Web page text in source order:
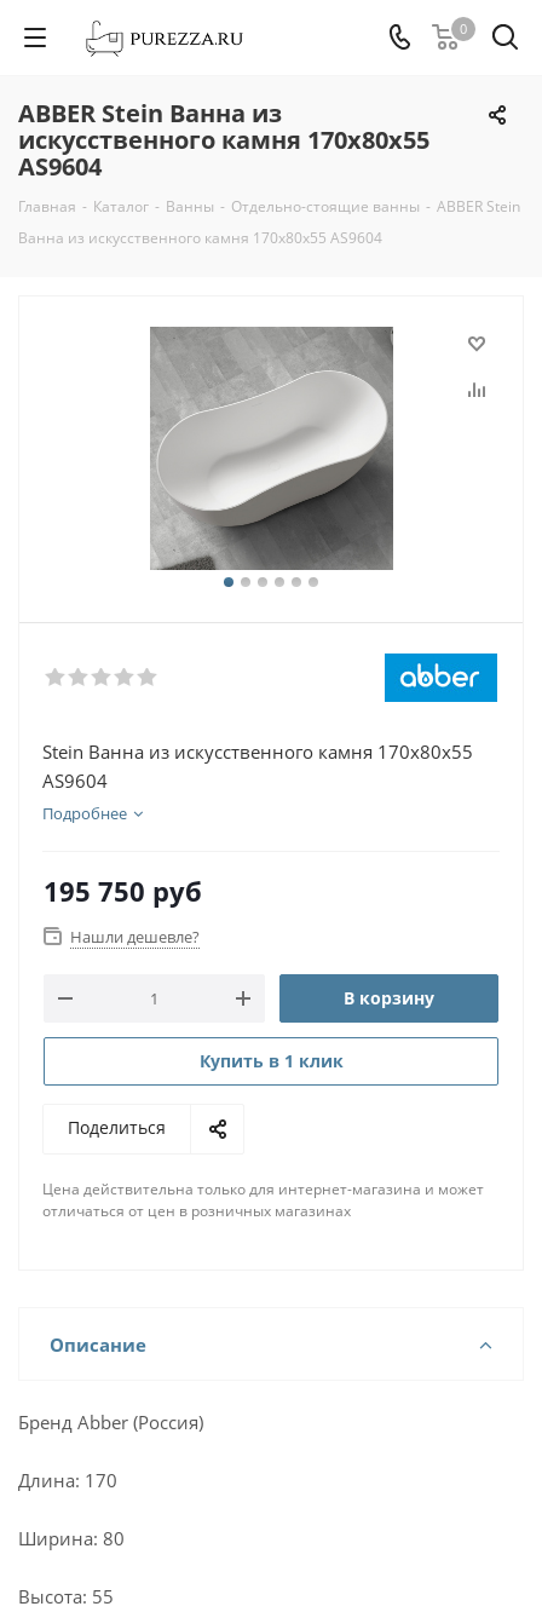
0
ABBER Stein Ванна из
искусственного камня 170х80х55
AS9604
Главная - Каталог - Ванны - Отдельно-стоящие ванны - ABBER Stein
Ванна из искусственного камня 170х80х55 AS9604
Stein Ванна из искусственного камня 170х80х55
AS9604
Подробнее
195 750 руб
Нашли дешевле?
В корзину
Купить в 1 клик
Поделиться
Цена действительна только для интернет-магазина и может
отличаться от цен в розничных магазинах
Описание
Бренд Abber (Россия)
Длина: 170
Ширина: 80
Высота: 55